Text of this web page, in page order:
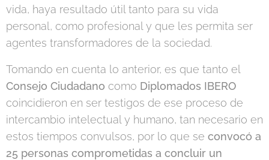
vida, haya resultado útil tanto para su vida
personal, como profesional y que les permita ser
agentes transformadores de la sociedad.
Tomando en cuenta lo anterior, es que tanto el
Consejo Ciudadano como Diplomados IBERO
coincidieron en ser testigos de ese proceso de
intercambio intelectual y humano, tan necesario en
estos tiempos convulsos, por lo que se convocó a
25 personas comprometidas a concluir un